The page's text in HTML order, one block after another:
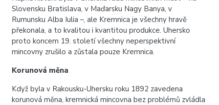
Slovensku Bratislava, v Maďarsku Nagy Banya, v
Rumunsku Alba Iulia –, ale Kremnica je všechny hravě
překonala, a to kvalitou i kvantitou produkce. Uhersko
proto koncem 19. století všechny neperspektivní
mincovny zrušilo a zůstala pouze Kremnica.
Korunová měna
Když byla v Rakousku-Uhersku roku 1892 zavedena
korunová měna, kremnická mincovna bez problémů zvládla